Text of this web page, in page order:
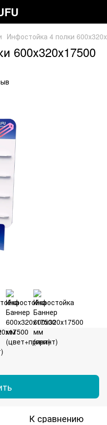
Инфостойка 4 полки
600х320х17500
К сравнению